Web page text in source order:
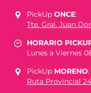
PickUp ONCE:
Tte. Gral. Juan
HORARIO
Lunes a Viernes
PickUp MORENO:
Ruta Provincial